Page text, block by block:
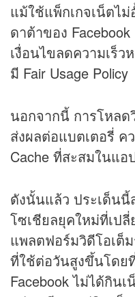
แม้ใช้แพ็กเกจเน็ตไ
ดาต้าของ
เงื่อนไขลดความเร็
มี Fair Usage Policy
นอกจากนี้ การโหล
ส่งผลต่อแบตเตอรี่ ค
Cache ที่สะสมในแอ
ดังนั้นแล้ว ประเด็น
โซเชียลยุคใหม่ที่เป
แพลตฟอร์มวิดีโอเต็
ที่ใช้ต่อวันสูงขึ้นโดย
Facebook ไม่ได้กิน